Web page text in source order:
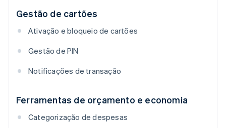
Gestão de cartões
Ativação e bloqueio de cartões
Gestão de PIN
Notificações de transação
Ferramentas de orçamento e economia
Categorização de despesas